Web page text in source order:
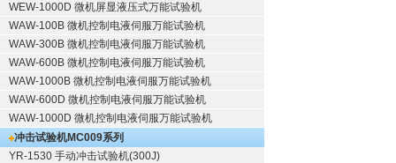
WEW-1000D 微机屏显液压式万能试验机
WAW-100B 微机控制电液伺服万能试验机
WAW-300B 微机控制电液伺服万能试验机
WAW-600B 微机控制电液伺服万能试验机
WAW-1000B 微机控制电液伺服万能试验机
WAW-600D 微机控制电液伺服万能试验机
WAW-1000D 微机控制电液伺服万能试验机
冲击试验机MC009系列
YR-1530 手动冲击试验机(300J)